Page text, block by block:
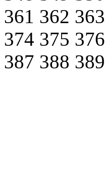
361 362 363
374 375 376
387 388 389